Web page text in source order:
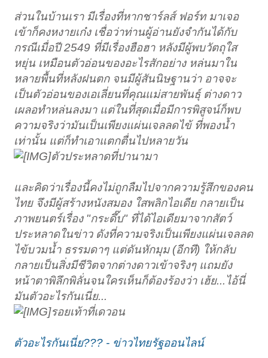
ส่วนในบ้านเรา มีเรื่องที่หากชาร์ลส์ ฟอร์ท มาเจอ
เข้าก็คงหงายเก๋ง เชื่อว่าท่านผู้อ่านยังจำกันได้กับ
กรณีเมื่อปี 2549 ที่มีเรื่องฮือฮา หลังมีผู้พบวัตถุใส
หยุ่น เหมือนตัวอ่อนของอะไรสักอย่าง หล่นมาใน
หลายพื้นที่หลังฝนตก จนมีผู้สันนิษฐานว่า อาจจะ
เป็นตัวอ่อนของเอเลี่ยนที่คุณแม่สายพันธุ์ ต่างดาว
เผลอทำหล่นลงมา แต่ในที่สุดเมื่อมีการพิสูจน์ก็พบ
ความจริงว่ามันเป็นเพียงแผ่นเจลลดไข้ ที่พองน้ำ
เท่านั้น แต่ก็ทำเอาแตกตื่นไปหลายวัน
ตัวประหลาดที่ปานามา
และคิดว่าเรื่องนี้คงไม่ถูกลืมไปจากความรู้สึกของคน
ไทย จึงมีผู้สร้างหนังสมอง ใสพลิกไอเดีย กลายเป็น
ภาพยนตร์เรื่อง "กระดึ๊บ" ที่ได้ไอเดียมาจากสัตว์
ประหลาดในข่าว ดังที่ความจริงเป็นเพียงแผ่นเจลลด
ไข้บวมน้ำ ธรรมดาๆ แต่ดันหักมุม (อีกที) ให้กลับ
กลายเป็นสิ่งมีชีวิตจากต่างดาวเข้าจริงๆ แถมยัง
หน้าตาพิลึกพิลั่นจนใครเห็นก็ต้องร้องว่า เฮ้ย...ไอ้นี่
มันตัวอะไรกันเนี่ย...
รอยเท้าที่เดวอน
ตัวอะไรกันเนี่ย??? - ข่าวไทยรัฐออนไลน์